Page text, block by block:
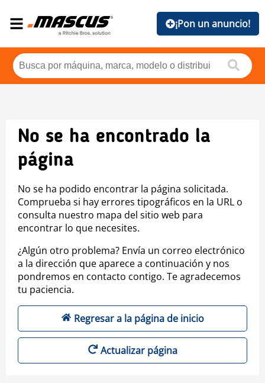
¡Pon un anuncio!
No se ha encontrado la
página
No se ha podido encontrar la página solicitada.
Comprueba si hay errores tipográficos en la URL o
consulta nuestro mapa del sitio web para
encontrar lo que necesites.
¿Algún otro problema? Envía un correo electrónico
a la dirección que aparece a continuación y nos
pondremos en contacto contigo. Te agradecemos
tu paciencia.
Regresar a la página de inicio
Actualizar página